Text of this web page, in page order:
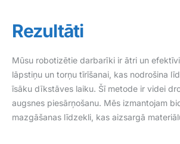
Rezultāti
Mūsu robotizētie darbarīki ir ātri un
lāpstiņu un torņu tīrīšanai, kas nodrošina
īsāku dīkstāves laiku. Šī metode ir videi
augsnes piesārņošanu. Mēs izmantojam
mazgāšanas līdzekli, kas aizsargā